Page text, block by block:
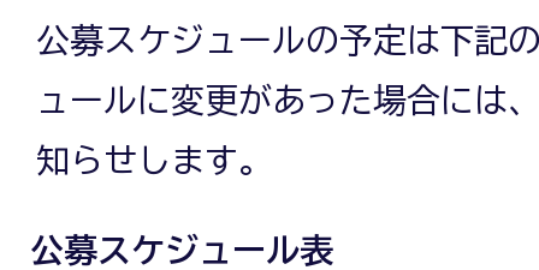
公募スケジュールの予定は下記
ュールに変更があった場合には
知らせします。
公募スケジュール表